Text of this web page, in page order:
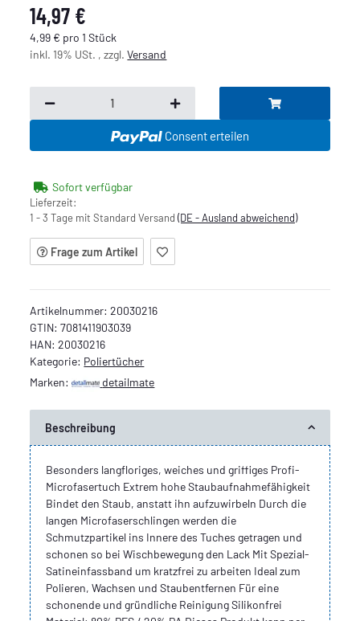
14,97 €
4,99 € pro 1 Stück
inkl. 19% USt. , zzgl.Versand
Consent erteilen
Sofort verfügbar
Lieferzeit:
1 - 3 Tage mit Standard Versand(DE - Ausland abweichend)
Frage zum Artikel
Artikelnummer:20030216
GTIN: 7081411903039
HAN: 20030216
Kategorie: Poliertücher
Marken:
detailmate
Beschreibung
Besonders langfloriges, weiches und griffiges Profi-
Microfasertuch Extrem hohe Staubaufnahmefähigkeit
Bindet den Staub, anstatt ihn aufzuwirbeln Durch die
langen Microfaserschlingen werden die
Schmutzpartikel ins Innere des Tuches getragen und
schonen so bei Wischbewegung den Lack Mit Spezial-
Satineinfassband um kratzfrei zu arbeiten Ideal zum
Polieren, Wachsen und Staubentfernen Für eine
schonende und gründliche Reinigung Silikonfrei